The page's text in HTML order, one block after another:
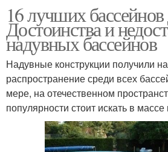
16 лучших бассейнов
Достоинства и
надувных бассейнов
Надувные конструкции получили
распространение среди всех
мере, на отечественном
популярности стоит искать в